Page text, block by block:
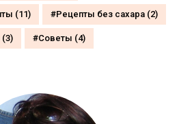
(11) Рецепты без сахара (2)
(3) Советы (4)